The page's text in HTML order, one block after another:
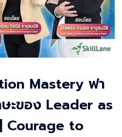
Mastery ฟา
ะของ Leader as
Courage to